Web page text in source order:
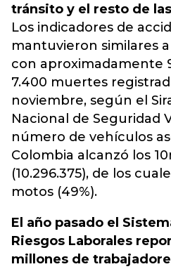
tránsito y el resto de
Los indicadores de
mantuvieron similares
con aproximadamente
7.400 muertes
noviembre, según el
Nacional de Seguridad
número de vehículos
Colombia alcanzó los
(10.296.375), de los
motos (49%).
El año pasado el
Riesgos Laborales
millones de